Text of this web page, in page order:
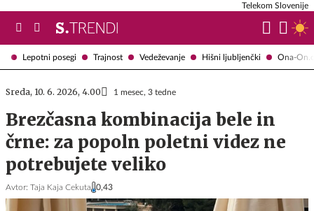
Lepotni posegi Trajnost Vedeževanje Hišni ljubljenčki Ona-
Telekom Slovenije
Sreda, 10. 6. 2026, 4.00 1 mesec, 3 tedne
Brezčasna kombinacija bele in
črne: za popoln poletni videz ne
potrebujete veliko
Avtor: Taja Kaja Cekuta 0,43